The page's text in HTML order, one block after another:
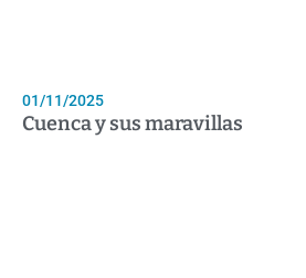
01/11/2025
Cuenca y sus maravillas